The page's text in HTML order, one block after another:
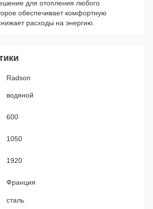
для отопления любого
обеспечивает комфортную
расходы на энергию.
Radson
водяной
600
1050
1920
Франция
сталь